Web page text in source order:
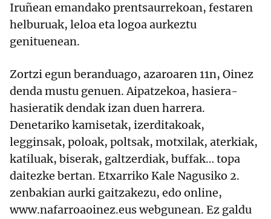
Iruñean emandako prentsaurrekoan, festaren
helburuak, leloa eta logoa aurkeztu
genituenean.
Zortzi egun beranduago, azaroaren 11n, Oinez
denda mustu genuen. Aipatzekoa, hasiera-
hasieratik dendak izan duen harrera.
Denetariko kamisetak, izerditakoak,
legginsak, poloak, poltsak, motxilak, aterkiak,
katiluak, biserak, galtzerdiak, buffak… topa
daitezke bertan. Etxarriko Kale Nagusiko 2.
zenbakian aurki gaitzakezu, edo online,
www.nafarroaoinez.eus webgunean. Ez galdu